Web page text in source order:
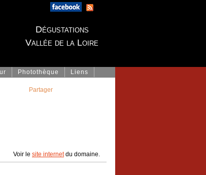
Dégustations
Vallée de la Loire
Photothèque Liens
Voir le site internetdu domaine.
Partager